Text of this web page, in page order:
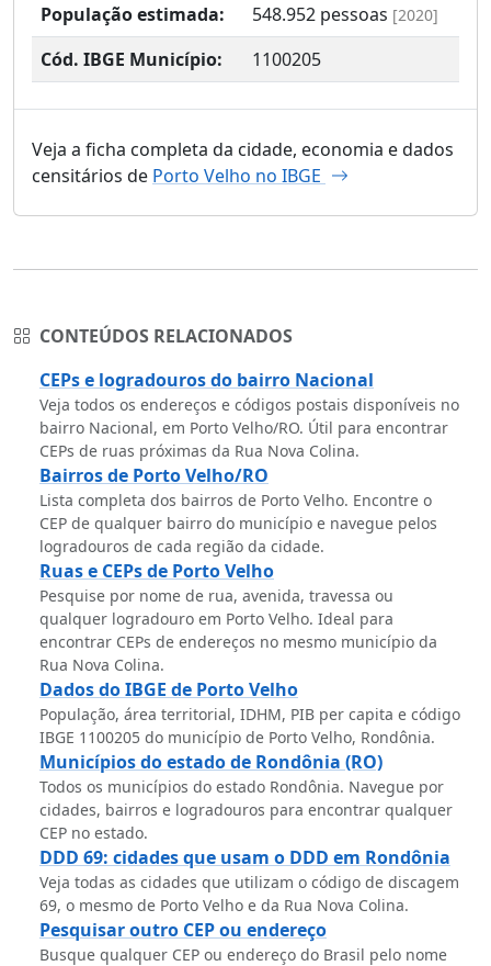
População estimada:
548.952 pessoas [2020]
Cód. IBGE Município: 1100205
Veja a ficha completa da cidade, economia e dados
censitários de Porto Velho no IBGE
CONTEÚDOS RELACIONADOS
CEPs e logradouros do bairro Nacional
Veja todos os endereços e códigos postais disponíveis no
bairro Nacional, em Porto Velho/RO. Útil para encontrar
CEPs de ruas próximas da Rua Nova Colina.
Bairros de Porto Velho/RO
Lista completa dos bairros de Porto Velho. Encontre o
CEP de qualquer bairro do município e navegue pelos
logradouros de cada região da cidade.
Ruas e CEPs de Porto Velho
Pesquise por nome de rua, avenida, travessa ou
qualquer logradouro em Porto Velho. Ideal para
encontrar CEPs de endereços no mesmo município da
Rua Nova Colina.
Dados do IBGE de Porto Velho
População, área territorial, IDHM, PIB per capita e código
IBGE 1100205 do município de Porto Velho, Rondônia.
Municípios do estado de Rondônia (RO)
Todos os municípios do estado Rondônia. Navegue por
cidades, bairros e logradouros para encontrar qualquer
CEP no estado.
DDD 69: cidades que usam o DDD em Rondônia
Veja todas as cidades que utilizam o código de discagem
69, o mesmo de Porto Velho e da Rua Nova Colina.
Pesquisar outro CEP ou endereço
Busque qualquer CEP ou endereço do Brasil pelo nome